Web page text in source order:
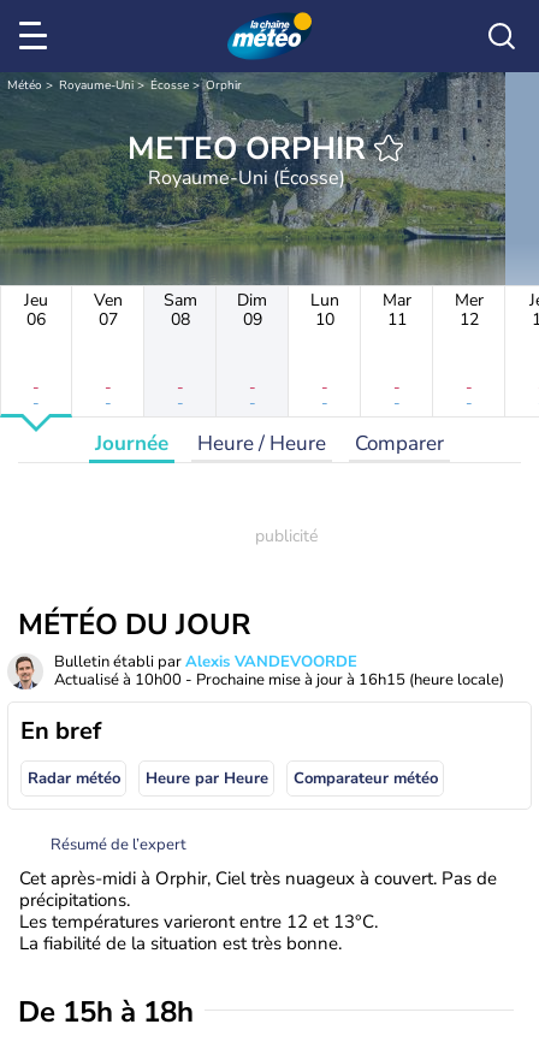
Météo Royaume-Uni Écosse Orphir
METEO ORPHIR
Royaume-Uni (Écosse)
Jeu
06
-
-
Ven
07
-
-
Sam
08
-
-
Dim
09
-
-
Lun
10
-
-
Mar
11
-
-
Mer
12
-
-
Journée Heure / Heure Comparer
MÉTÉO DU JOUR
Bulletin établi parAlexis VANDEVOORDE
Actualisé à 10h00 - Prochaine mise à jour à 16h15 (heure locale)
En bref
Radar météo Heure par Heure Comparateur météo
Résumé de l’expert
Cet après-midi à Orphir, Ciel très nuageux à couvert. Pas de
précipitations.
Les températures varieront entre 12 et 13°C.
La fiabilité de la situation est très bonne.
De 15h à 18h